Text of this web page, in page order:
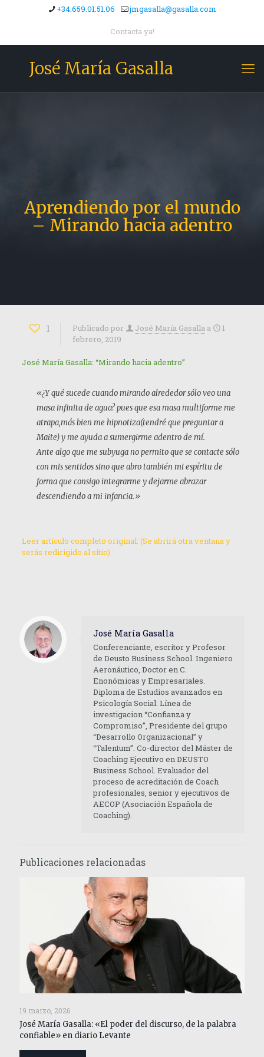
+34.659.01.51.06 jmgasalla@gasalla.com
Contacta ya!
José María Gasalla
Aprendiendo por el mundo
– Mirando hacia adentro
1 Publicado por José María Gasalla a
1
febrero, 2019
José María Gasalla: “Mirando hacia adentro”
«¿Y qué sucede cuando mirando alrededor sólo veo una
masa infinita de agua? pues que esa masa multiforme me
atrapa,más bien me hipnotiza(tendré que preguntar a
Maite) y me ayuda a sumergirme adentro de mí.
Ante algo que me subyuga no permito que se contacte sólo
con mis sentidos sino que abro también mi espíritu de
forma que consigo integrarme y dejarme abrazar
descendiendo a mi infancia.»
Leer artículo completo original: (Se abrirá otra ventana y
serás redirigido al sitio)
José María Gasalla
Conferenciante, escritor y Profesor
de Deusto Business School. Ingeniero
Aeronáutico, Doctor en C.
Enonómicas y Empresariales.
Diploma de Estudios avanzados en
Psicología Social. Línea de
investigacion “Confianza y
Compromiso”, Presidente del grupo
“Desarrollo Organizacional” y
“Talentum”. Co-director del Máster de
Coaching Ejecutivo en DEUSTO
Business School. Evaluador del
proceso de acreditación de Coach
profesionales, senior y ejecutivos de
AECOP (Asociación Española de
Coaching).
Publicaciones relacionadas
19 marzo, 2026
José María Gasalla: «El poder del discurso, de la palabra
confiable» en diario Levante